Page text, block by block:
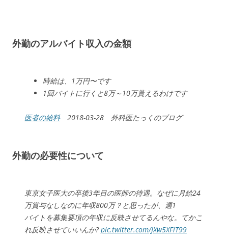
外勤のアルバイト収入の金額
時給は、1万円〜です
1回バイトに行くと8万～10万貰えるわけです
医者の給料2018-03-28 外科医たっくのブログ
外勤の必要性について
東京女子医大の卒後3年目の医師の待遇。なぜに月給24
万賞与なしなのに年収800万？と思ったが、週1
バイトを募集要項の年収に反映させてるんやな。てかこ
れ反映させていいんか?pic.twitter.com/JXw5XFiT99